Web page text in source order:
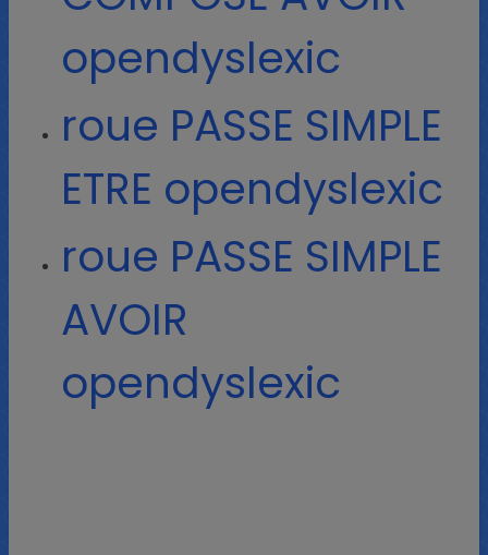
opendyslexic
roue PASSE SIMPLE
ETRE opendyslexic
roue PASSE SIMPLE
AVOIR
opendyslexic